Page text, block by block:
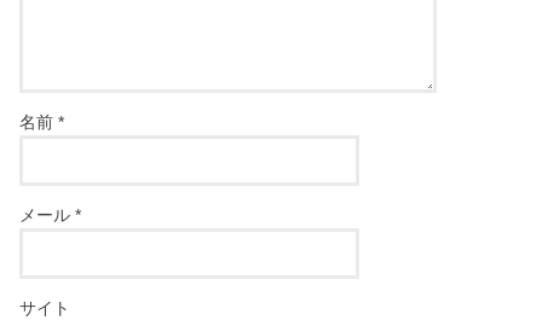
名前*
メール*
サイト